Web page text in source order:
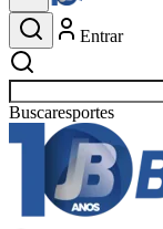
Entrar
Buscarpolítica